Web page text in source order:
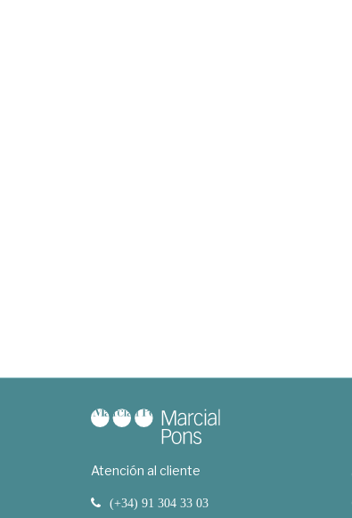
Atención al cliente
(+34) 91 304 33 03